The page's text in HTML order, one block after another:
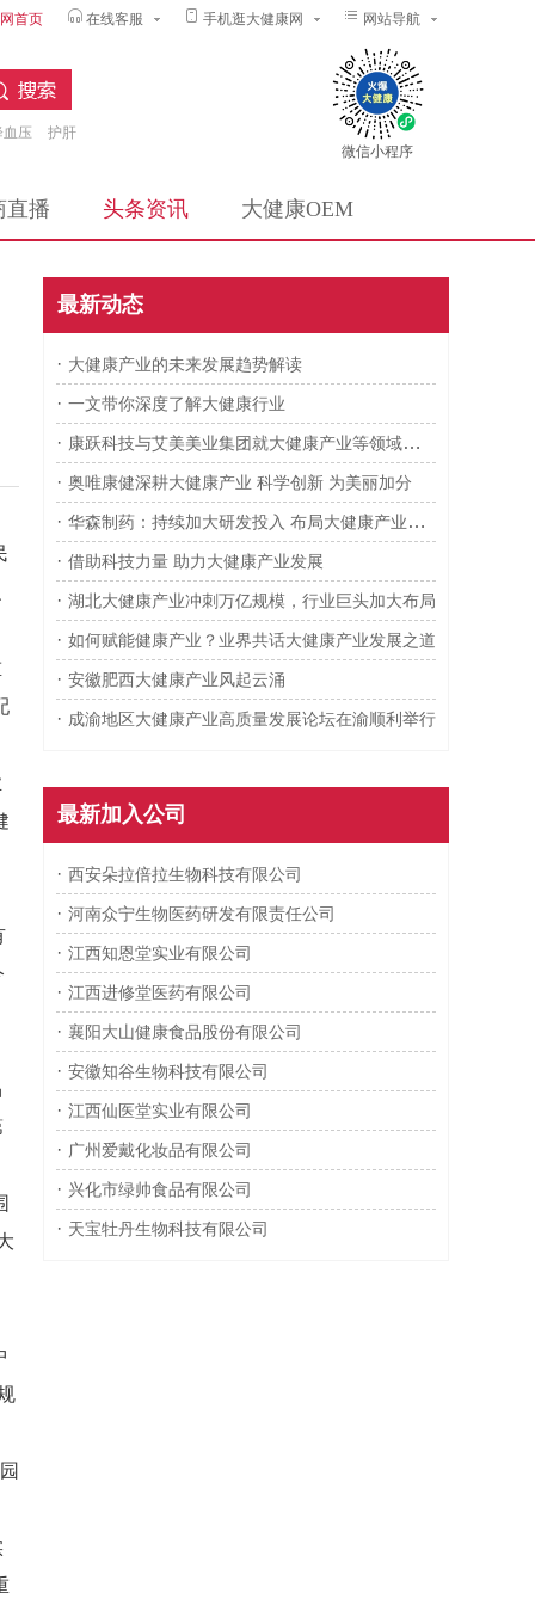
在线客服 手机逛大健康网 网站导航
首页
血压
护肝
微信小程序
直播 头条资讯 大健康OEM
最新动态
· 大健康产业的未来发展趋势解读
· 一文带你深度了解大健康行业
· 康跃科技与艾美美业集团就大健康产业等领域达成战略合作
· 奥唯康健深耕大健康产业 科学创新 为美丽加分
· 华森制药：持续加大研发投入 布局大健康产业领域
· 借助科技力量 助力大健康产业发展
· 湖北大健康产业冲刺万亿规模，行业巨头加大布局
· 如何赋能健康产业？业界共话大健康产业发展之道
· 安徽肥西大健康产业风起云涌
· 成渝地区大健康产业高质量发展论坛在渝顺利举行
最新加入公司
· 西安朵拉倍拉生物科技有限公司
· 河南众宁生物医药研发有限责任公司
· 江西知恩堂实业有限公司
· 江西进修堂医药有限公司
· 襄阳大山健康食品股份有限公司
· 安徽知谷生物科技有限公司
· 江西仙医堂实业有限公司
· 广州爱戴化妆品有限公司
· 兴化市绿帅食品有限公司
· 天宝牡丹生物科技有限公司